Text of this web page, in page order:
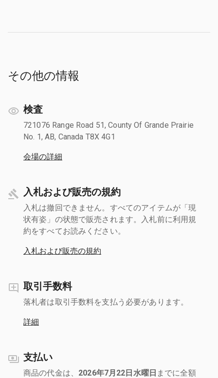
その他の情報
検査
721076 Range Road 51, County Of Grande Prairie
No. 1, AB, Canada T8X 4G1
会場の詳細
入札および販売の規約
入札は撤回できません。すべてのアイテムが「現
状有姿」の状態で販売されます。入札前に利用規
約をすべてお読みください。
入札および販売の規約
取引手数料
落札者は取引手数料を支払う必要があります。
詳細
支払い
商品の代金は、 2026年7月22日水曜日 までに全額